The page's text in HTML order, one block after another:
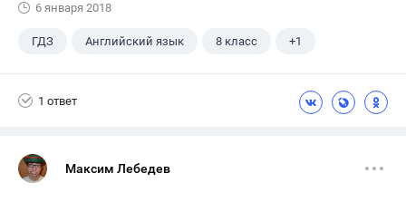
6 января 2018
ГДЗ Английский язык 8 класс +1
1 ответ
Максим Лебедев